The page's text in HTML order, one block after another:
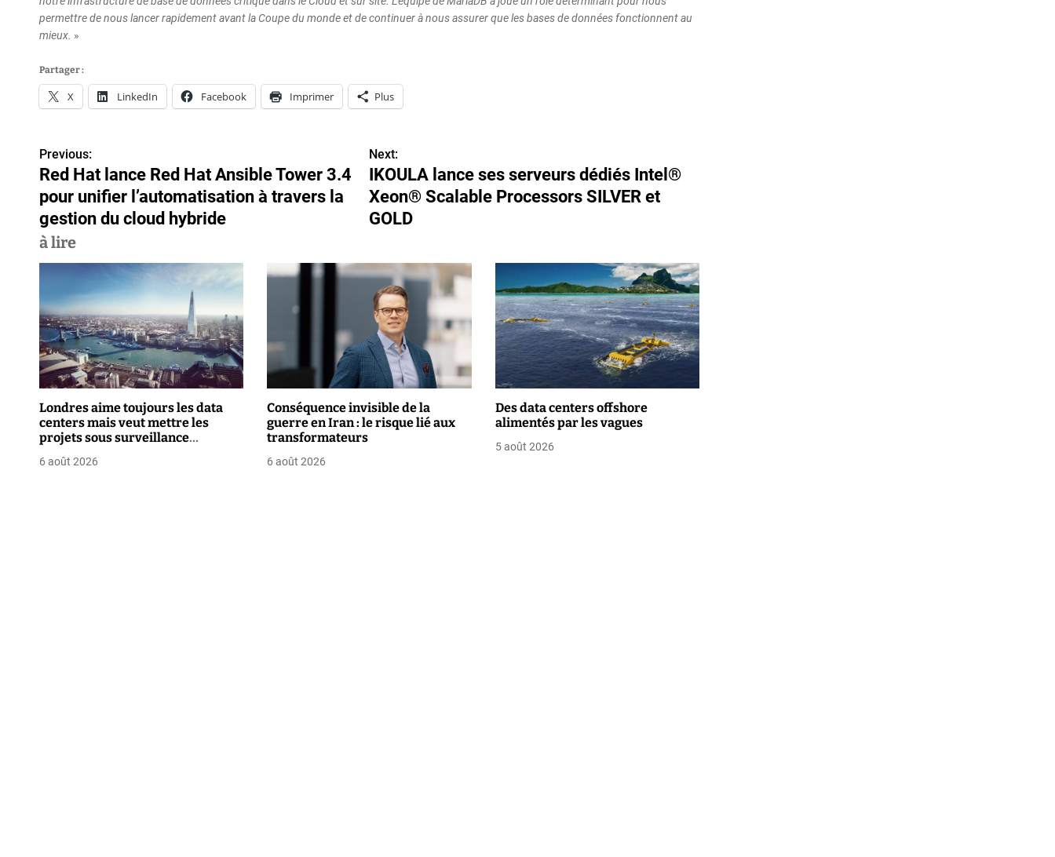
permettre de nous lancer rapidement avant la Coupe du monde et de continuer à nous assurer que les bases de données fonctionnent au
mieux. »
Partager :
X LinkedIn Facebook Imprimer Plus
N
a
v
i
g
a
t
i
o
n
d
Previous:
Red Hat lance Red Hat Ansible Tower 3.4
pour unifier l’automatisation à travers la
gestion du cloud hybride
Next:
IKOULA lance ses serveurs dédiés Intel®
Xeon® Scalable Processors SILVER et
GOLD
à lire
Londres aime toujours les data
centers mais veut mettre les
projets sous surveillance
6 août 2026
Conséquence invisible de la
guerre en Iran : le risque lié aux
transformateurs
6 août 2026
Des data centers offshore
alimentés par les vagues
5 août 2026